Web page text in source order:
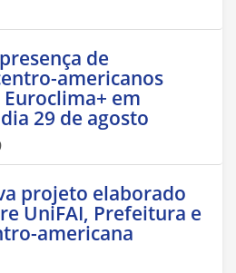
de
americanos
em
29 de agosto
projeto elaborado
UniFAI, Prefeitura e
americana